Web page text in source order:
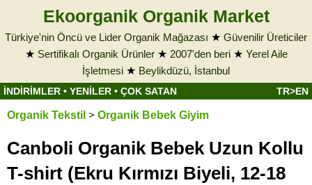
Ekoorganik Organik Market
Türkiye'nin Öncü ve Lider Organik Mağazası ★ Güvenilir Üreticiler
★ Sertifikalı Organik Ürünler★ 2007'den beri★ Yerel Aile
İşletmesi ★ Beylikdüzü, İstanbul
İNDİRİMLER • YENİLER • ÇOK SATAN TR>EN
Organik Tekstil > Organik Bebek Giyim
Canboli Organik Bebek Uzun Kollu
T-shirt (Ekru Kırmızı Biyeli, 12-18